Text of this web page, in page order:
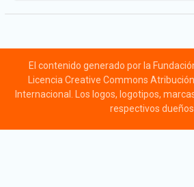
El contenido generado por la
Licencia Creative Commons
Internacional. Los logos, logotipos,
respectivos dueños.